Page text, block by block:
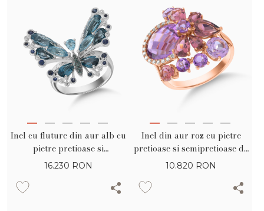
Inel cu fluture din aur alb cu
pietre pretioase si
semipretioase de 4.9ct
16.230 RON
Inel din aur roz cu pietre
pretioase si semipretioase de
7.4ct
10.820 RON